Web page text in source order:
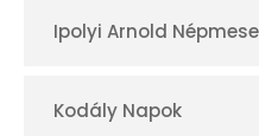
Ipolyi Arnold
Kodály Napok